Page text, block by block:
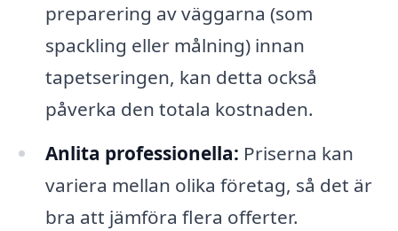
preparering av väggarna (som
spackling eller målning) innan
tapetseringen, kan detta också
påverka den totala kostnaden.
Anlita professionella: Priserna kan
variera mellan olika företag, så det är
bra att jämföra flera offerter.